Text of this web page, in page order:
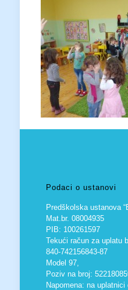
Podaci o ustanovi
Predškolska ustanova
Mat.br. 08004935
PIB: 100261597
Tekući račun za uplatu
840-742156843-87
Model 97,
Poziv na broj:
Napomena: na